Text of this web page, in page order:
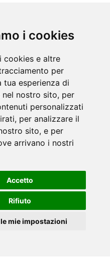
i cookies
cookies e altre
per
tua esperienza di
nel nostro sito, per
personalizzati
per analizzare il
sito, e per
arrivano i nostri
Accetto
Rifiuto
mie impostazioni
Slovacchia per
il volo da Cascavel
il volo da Cascavel
il volo da Cascavel
il volo da Cascavel